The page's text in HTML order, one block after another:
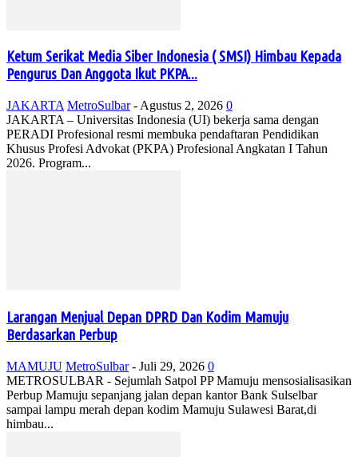
Ketum Serikat Media Siber Indonesia ( SMSI) Himbau Kepada
Pengurus Dan Anggota Ikut PKPA...
JAKARTA MetroSulbar - Agustus 2, 2026 0
JAKARTA – Universitas Indonesia (UI) bekerja sama dengan
PERADI Profesional resmi membuka pendaftaran Pendidikan
Khusus Profesi Advokat (PKPA) Profesional Angkatan I Tahun
2026. Program...
Larangan Menjual Depan DPRD Dan Kodim Mamuju
Berdasarkan Perbup
MAMUJU MetroSulbar - Juli 29, 2026 0
METROSULBAR - Sejumlah Satpol PP Mamuju mensosialisasikan
Perbup Mamuju sepanjang jalan depan kantor Bank Sulselbar
sampai lampu merah depan kodim Mamuju Sulawesi Barat,di
himbau...